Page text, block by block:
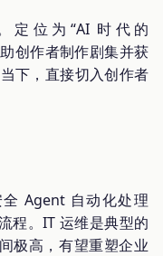
定位为“AI 时代的
创作者制作剧集并获
下，直接切入创作者
Agent 自动化处理
程。IT 运维是典型的
极高，有望重塑企业